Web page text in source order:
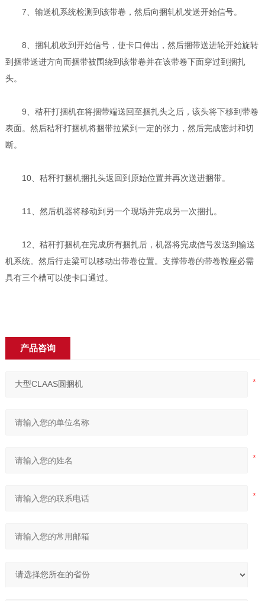
7、输送机系统检测到该带卷，然后向捆轧机发送开始信号。
8、捆轧机收到开始信号，使卡口伸出，然后捆带送进轮开始旋转
到捆带送进方向而捆带被围绕到该带卷并在该带卷下面穿过到捆扎
头。
9、秸秆打捆机在将捆带端送回至捆扎头之后，该头将下移到带卷
表面。然后秸秆打捆机将捆带拉紧到一定的张力，然后完成密封和切
断。
10、秸秆打捆机捆扎头返回到原始位置并再次送进捆带。
11、然后机器将移动到另一个现场并完成另一次捆扎。
12、秸秆打捆机在完成所有捆扎后，机器将完成信号发送到输送
机系统。然后行走梁可以移动出带卷位置。支撑带卷的带卷鞍座必需
具有三个槽可以使卡口通过。
产品咨询